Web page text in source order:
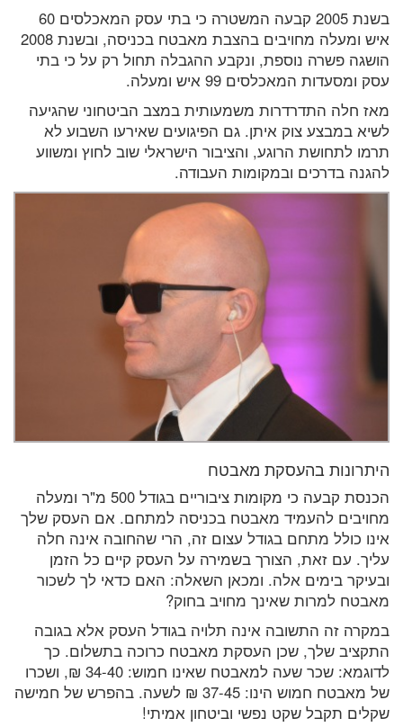
בשנת 2005 קבעה המשטרה כי בתי עסק המאכלסים 60
איש ומעלה מחויבים בהצבת מאבטח בכניסה, ובשנת 2008
הושגה פשרה נוספת, ונקבע ההגבלה תחול רק על כי בתי
עסק ומסעדות המאכלסים 99 איש ומעלה.
מאז חלה התדרדרות משמעותית במצב הביטחוני שהגיעה
לשיא במבצע צוק איתן. גם הפיגועים שאירעו השבוע לא
תרמו לתחושת הרוגע, והציבור הישראלי שוב לחוץ ומשווע
להגנה בדרכים ובמקומות העבודה.
היתרונות בהעסקת מאבטח
הכנסת קבעה כי מקומות ציבוריים בגודל 500 מ"ר ומעלה
מחויבים להעמיד מאבטח בכניסה למתחם. אם העסק שלך
אינו כולל מתחם בגודל עצום זה, הרי שהחובה אינה חלה
עליך. עם זאת, הצורך בשמירה על העסק קיים כל הזמן
ובעיקר בימים אלה. ומכאן השאלה: האם כדאי לך לשכור
מאבטח למרות שאינך מחויב בחוק?
במקרה זה התשובה אינה תלויה בגודל העסק אלא בגובה
התקציב שלך, שכן העסקת מאבטח כרוכה בתשלום. כך
לדוגמא: שכר שעה למאבטח שאינו חמוש: 34-40 ₪, ושכרו
של מאבטח חמוש הינו: 37-45 ₪ לשעה. בהפרש של חמישה
שקלים תקבל שקט נפשי וביטחון אמיתי!